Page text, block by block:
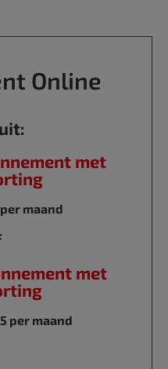
Online
met
maand
met
per maand